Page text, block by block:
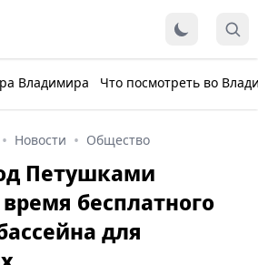
Владимира Что посмотреть во
Новости Общество
Петушками
бесплатного
для